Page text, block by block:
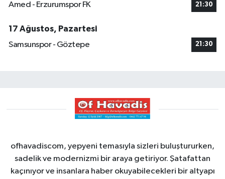
Amed - Erzurumspor FK 21:30
17 Ağustos, Pazartesi
Samsunspor - Göztepe
21:30
ofhavadiscom, yepyeni temasıyla sizleri buluştururken,
sadelik ve modernizmi bir araya getiriyor. Şatafattan
kaçınıyor ve insanlara haber okuyabilecekleri bir altyapı